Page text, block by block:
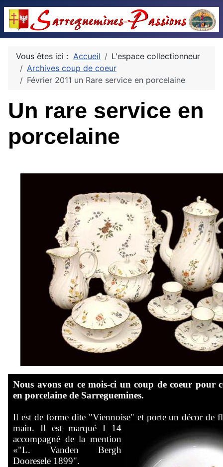
Vous êtes ici : Accueil
L'espace collectionneur
Archives coup de coeur
Février 2011 un Rare service en porcelaine
Un rare service en
porcelaine
Nous avons eu ce mois-ci un coup de coeur pour
en porcelaine de Sarreguemines.
Il est de forme dite "Viennoise" et porte un décor de
main. Il est marqué I 14
accompagné de la mention
«"L. Vanden Bergh
Dooresele 1899".